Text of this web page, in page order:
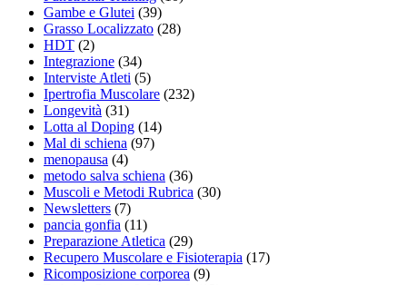
Gambe e Glutei (39)
Grasso Localizzato (28)
HDT (2)
Integrazione (34)
Interviste Atleti (5)
Ipertrofia Muscolare (232)
Longevità (31)
Lotta al Doping (14)
Mal di schiena (97)
menopausa (4)
metodo salva schiena (36)
Muscoli e Metodi Rubrica (30)
Newsletters (7)
pancia gonfia (11)
Preparazione Atletica (29)
Recupero Muscolare e Fisioterapia (17)
Ricomposizione corporea (9)